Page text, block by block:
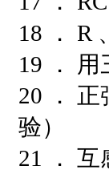
18 ． R
19 ．
20 ．
验）
21 ． 互